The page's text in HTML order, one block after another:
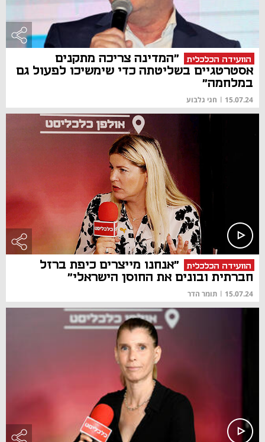
הוועידה הכלכלית
"המדינה צריכה מתקנים
אסטרטגיים בשליטתה כדי שימשיכו לפעול גם
במלחמה"
15.07.24
| חגי גלבוע
הוועידה הכלכלית
"אנחנו מייצרים כיפת ברזל
חברתית ובונים את החוסן הישראלי"
15.07.24
| תומר הדר